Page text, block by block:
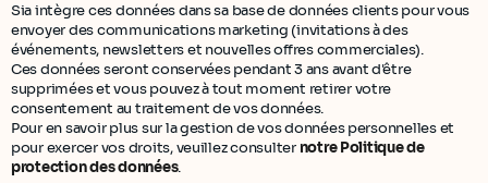
Sia intègre ces données dans sa base de données clients pour vous
envoyer des communications marketing (invitations à des
événements, newsletters et nouvelles offres commerciales).
Ces données seront conservées pendant 3 ans avant d'être
supprimées et vous pouvez à tout moment retirer votre
consentement au traitement de vos données.
Pour en savoir plus sur la gestion de vos données personnelles et
pour exercer vos droits, veuillez consulter notre Politique de
protection des données.